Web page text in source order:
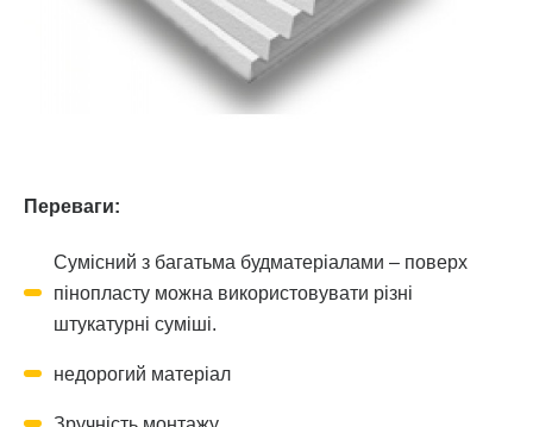
Переваги:
Сумісний з багатьма будматеріалами – поверх
пінопласту можна використовувати різні
штукатурні суміші.
недорогий матеріал